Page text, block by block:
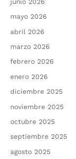
mayo 2026
abril 2026
marzo 2026
febrero 2026
enero 2026
diciembre 2025
noviembre 2025
octubre 2025
septiembre 2025
agosto 2025